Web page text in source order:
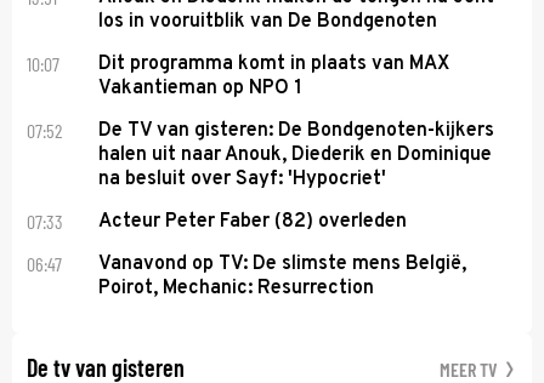
los in vooruitblik van De Bondgenoten
10:07
Dit programma komt in plaats van MAX
Vakantieman op NPO 1
07:52
De TV van gisteren: De Bondgenoten-kijkers
halen uit naar Anouk, Diederik en Dominique
na besluit over Sayf: 'Hypocriet'
07:33 Acteur Peter Faber (82) overleden
06:47
Vanavond op TV: De slimste mens België,
Poirot, Mechanic: Resurrection
De tv van gisteren MEER TV